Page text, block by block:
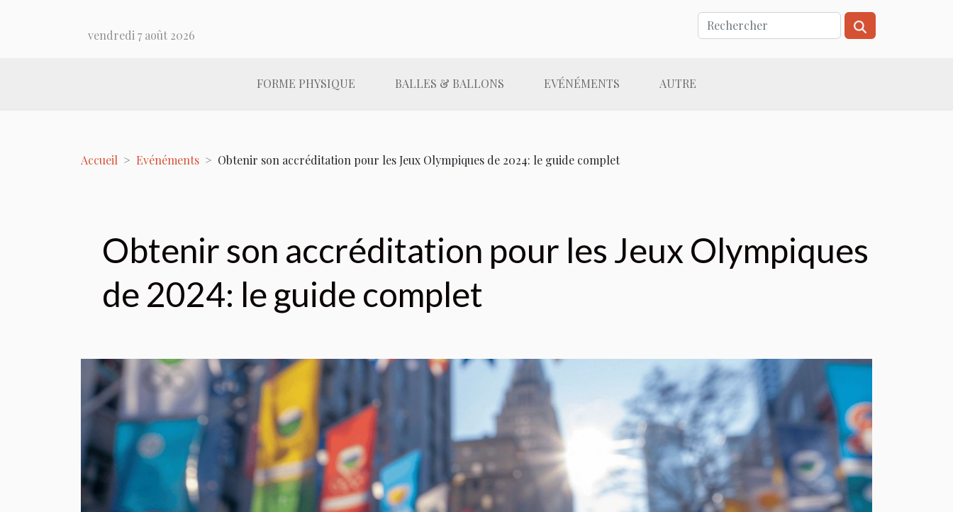
vendredi 7 août 2026
FORME PHYSIQUE BALLES & BALLONS EVÉNÉMENTS AUTRE
Accueil Evénéments Obtenir son accréditation pour les Jeux Olympiques de 2024: le guide complet
Obtenir son accréditation pour les Jeux Olympiques
de 2024: le guide complet